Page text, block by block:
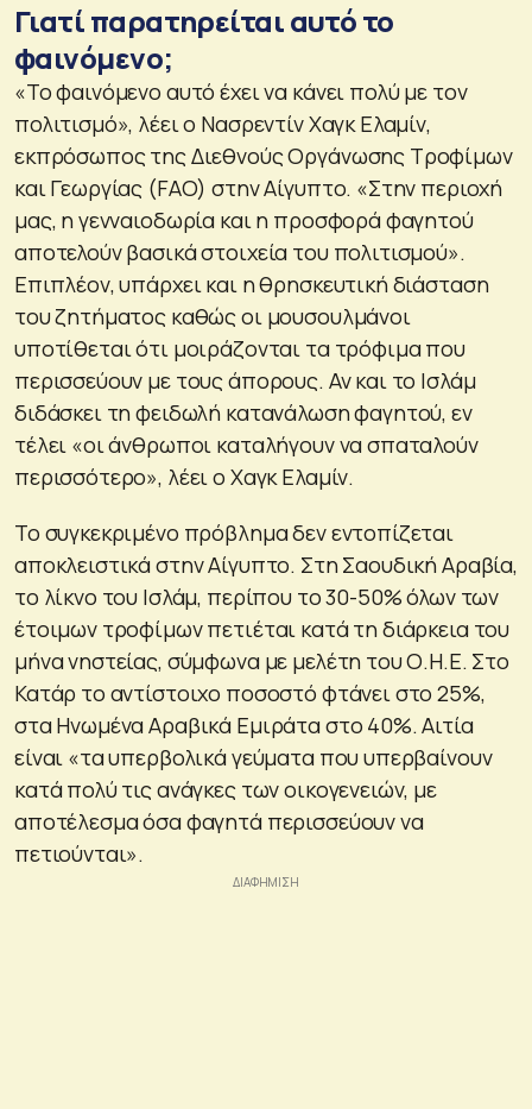
Γιατί παρατηρείται αυτό το
φαινόμενο;
«Το φαινόμενο αυτό έχει να κάνει πολύ με τον
πολιτισμό», λέει ο Νασρεντίν Χαγκ Ελαμίν,
εκπρόσωπος της Διεθνούς Οργάνωσης Τροφίμων
και Γεωργίας (FAO) στην Αίγυπτο. «Στην περιοχή
μας, η γενναιοδωρία και η προσφορά φαγητού
αποτελούν βασικά στοιχεία του πολιτισμού».
Επιπλέον, υπάρχει και η θρησκευτική διάσταση
του ζητήματος καθώς οι μουσουλμάνοι
υποτίθεται ότι μοιράζονται τα τρόφιμα που
περισσεύουν με τους άπορους. Αν και το Ισλάμ
διδάσκει τη φειδωλή κατανάλωση φαγητού, εν
τέλει «οι άνθρωποι καταλήγουν να σπαταλούν
περισσότερο», λέει ο Χαγκ Ελαμίν.
Το συγκεκριμένο πρόβλημα δεν εντοπίζεται
αποκλειστικά στην Αίγυπτο. Στη Σαουδική Αραβία,
το λίκνο του Ισλάμ, περίπου το 30-50% όλων των
έτοιμων τροφίμων πετιέται κατά τη διάρκεια του
μήνα νηστείας, σύμφωνα με μελέτη του Ο.Η.Ε. Στο
Κατάρ το αντίστοιχο ποσοστό φτάνει στο 25%,
στα Ηνωμένα Αραβικά Εμιράτα στο 40%. Αιτία
είναι «τα υπερβολικά γεύματα που υπερβαίνουν
κατά πολύ τις ανάγκες των οικογενειών, με
αποτέλεσμα όσα φαγητά περισσεύουν να
πετιούνται».